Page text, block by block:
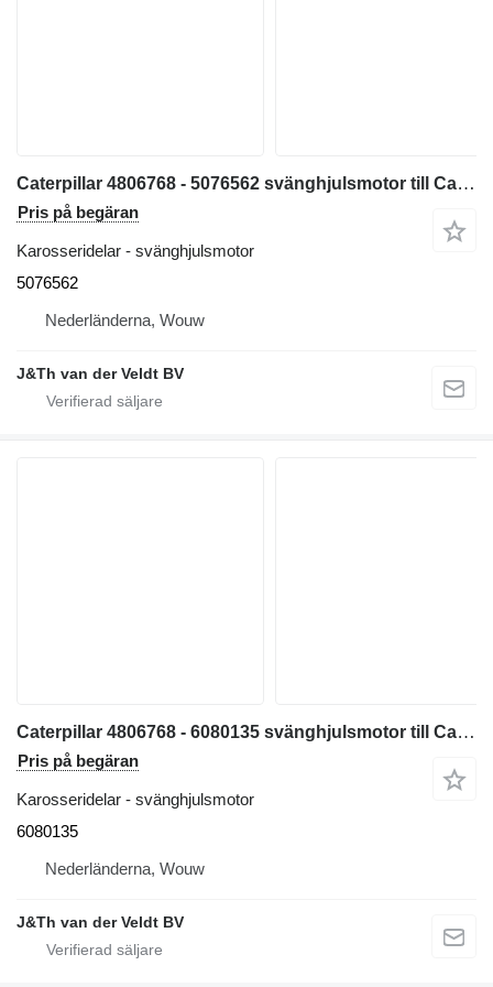
Caterpillar 4806768 - 5076562 svänghjulsmotor till Caterpillar 320 323 325 318C 319C 320D 323D 320E 323F 325F 318F 320D2 323D2 323DL 319DL 320EL 323EL 318EL 320FL 323FL 318FL 320GC 320GX 323GC 323GX 323D2L 323DLN 319DLN 320ELN 320ERR 323ELN 323FLN 320D2FM 321DLCR 320ELRR 323FOEM 325FLCR grävmaskin
Pris på begäran
Karosseridelar - svänghjulsmotor
5076562
Nederländerna, Wouw
J&Th van der Veldt BV
Caterpillar 4806768 - 6080135 svänghjulsmotor till Caterpillar 320 323 325 318C 319C 320D 323D 320E 323F 325F 318F 320D2 323D2 323DL 319DL 320EL 323EL 318EL 320FL 323FL 318FL 320GC 320GX 323GC 323GX 323D2L 323DLN 319DLN 320ELN 320ERR 323ELN 323FLN 320D2FM 321DLCR 320ELRR 323FOEM 325FLCR grävmaskin
Pris på begäran
Karosseridelar - svänghjulsmotor
6080135
Nederländerna, Wouw
J&Th van der Veldt BV